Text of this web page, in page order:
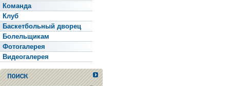
Команда
Клуб
Баскетбольный дворец
Болельщикам
Фотогалерея
Видеогалерея